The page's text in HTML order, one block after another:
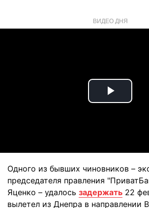
ВИДЕО ДНЯ
Play
Одного из бывших чиновников –
председателя правления
Яценко – удалось задержать 22
вылетел из Днепра в направлении